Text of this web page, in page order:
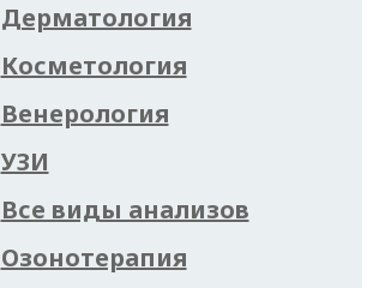
Дерматология
Косметология
Венерология
УЗИ
Все виды анализов
Озонотерапия